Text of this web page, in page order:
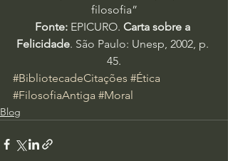
filosofia”
Fonte: EPICURO. Carta sobre a
Felicidade. São Paulo: Unesp, 2002, p.
45.
#BibliotecadeCitações #Ética
#FilosofiaAntiga #Moral
Blog